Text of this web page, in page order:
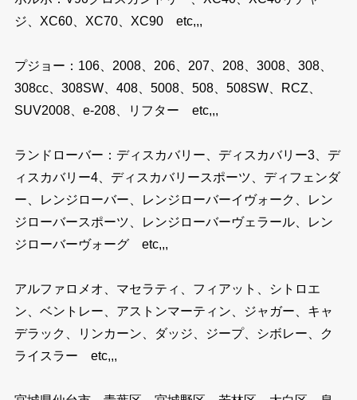
ジ、XC60、XC70、XC90 etc,,,
プジョー：106、2008、206、207、208、3008、308、
308cc、308SW、408、5008、508、508SW、RCZ、
SUV2008、e-208、リフター etc,,,
ランドローバー：ディスカバリー、ディスカバリー3、デ
ィスカバリー4、ディスカバリースポーツ、ディフェンダ
ー、レンジローバー、レンジローバーイヴォーク、レン
ジローバースポーツ、レンジローバーヴェラール、レン
ジローバーヴォーグ etc,,,
アルファロメオ、マセラティ、フィアット、シトロエ
ン、ベントレー、アストンマーティン、ジャガー、キャ
デラック、リンカーン、ダッジ、ジープ、シボレー、ク
ライスラー etc,,,